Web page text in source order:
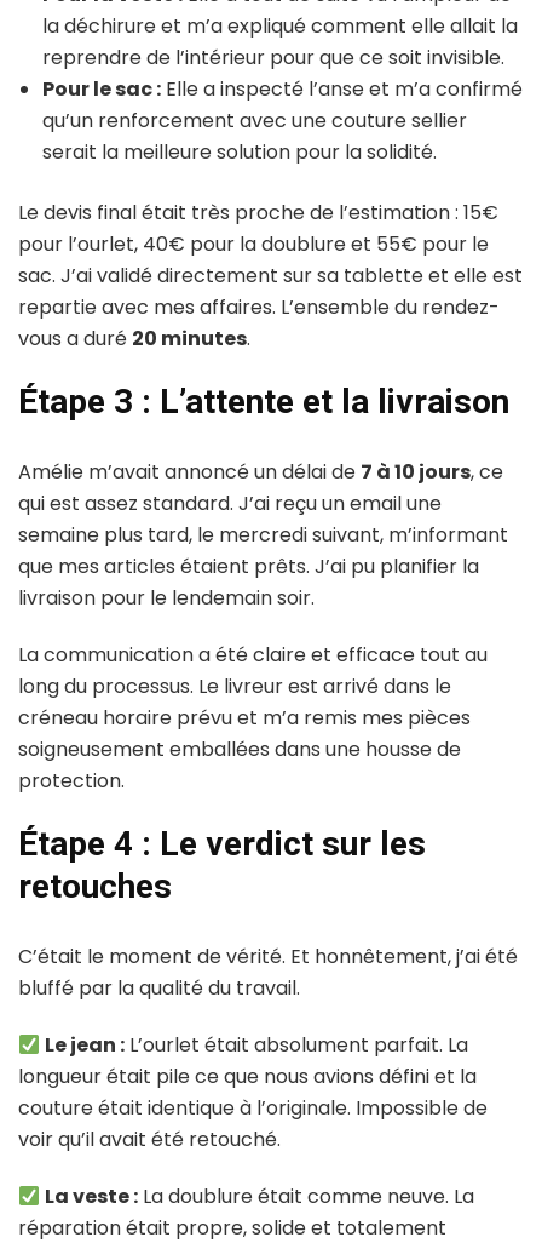
la déchirure et m’a expliqué comment elle allait la
reprendre de l’intérieur pour que ce soit invisible.
Pour le sac : Elle a inspecté l’anse et m’a confirmé
qu’un renforcement avec une couture sellier
serait la meilleure solution pour la solidité.
Le devis final était très proche de l’estimation : 15€
pour l’ourlet, 40€ pour la doublure et 55€ pour le
sac. J’ai validé directement sur sa tablette et elle est
repartie avec mes affaires. L’ensemble du rendez-
vous a duré 20 minutes.
Étape 3 : L’attente et la livraison
Amélie m’avait annoncé un délai de 7 à 10 jours, ce
qui est assez standard. J’ai reçu un email une
semaine plus tard, le mercredi suivant, m’informant
que mes articles étaient prêts. J’ai pu planifier la
livraison pour le lendemain soir.
La communication a été claire et efficace tout au
long du processus. Le livreur est arrivé dans le
créneau horaire prévu et m’a remis mes pièces
soigneusement emballées dans une housse de
protection.
Étape 4 : Le verdict sur les
retouches
C’était le moment de vérité. Et honnêtement, j’ai été
bluffé par la qualité du travail.
Le jean : L’ourlet était absolument parfait. La
longueur était pile ce que nous avions défini et la
couture était identique à l’originale. Impossible de
voir qu’il avait été retouché.
La veste : La doublure était comme neuve. La
réparation était propre, solide et totalement